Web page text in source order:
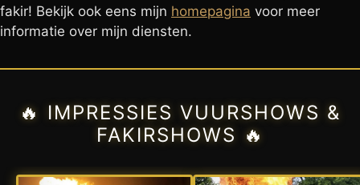
fakir! Bekijk ook eens mijn homepagina voor meer
informatie over mijn diensten.
🔥 IMPRESSIES VUURSHOWS &
FAKIRSHOWS 🔥